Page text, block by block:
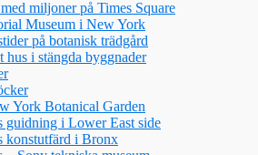
miljoner på Times Square
Museum i New York
på botanisk trädgård
i stängda byggnader
York Botanical Garden
guidning i Lower East side
konstutfärd i Bronx